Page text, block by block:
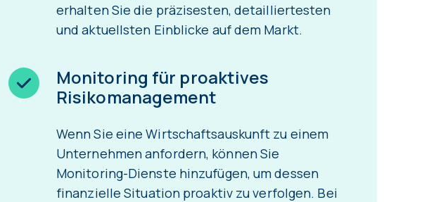
erhalten Sie die präzisesten, detailliertesten
und aktuellsten Einblicke auf dem Markt.
Monitoring für proaktives
Risikomanagement
Wenn Sie eine Wirtschaftsauskunft zu einem
Unternehmen anfordern, können Sie
Monitoring-Dienste hinzufügen, um dessen
finanzielle Situation proaktiv zu verfolgen. Bei